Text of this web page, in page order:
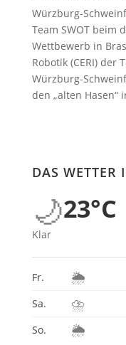
Würzburg-
Team SWOT beim
Wettbewerb in
Robotik (CERI) der
Würzburg-
den „alten Hasen“
DAS WETTER
🌙23°C
Klar
Fr. 🌦️
Sa.
⛈️
So.
🌦️